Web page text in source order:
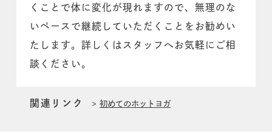
くことで体に変化が現れますので、無理のな
いペースで継続していただくことをお勧めい
たします。詳しくはスタッフへお気軽にご相
談ください。
関連リンク 初めてのホットヨガ